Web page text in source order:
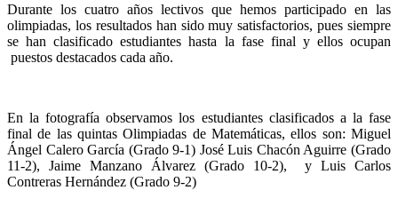
Durante los cuatro años lectivos que hemos participado en las
olimpiadas, los resultados han sido muy satisfactorios, pues siempre
se han clasificado estudiantes hasta la fase final y ellos ocupan
puestos destacados cada año.
En la fotografía observamos los estudiantes clasificados a la fase
final de las quintas Olimpiadas de Matemáticas, ellos son: Miguel
Ángel Calero García (Grado 9-1) José Luis Chacón Aguirre (Grado
11-2), Jaime Manzano Álvarez (Grado 10-2), y Luis Carlos
Contreras Hernández (Grado 9-2)